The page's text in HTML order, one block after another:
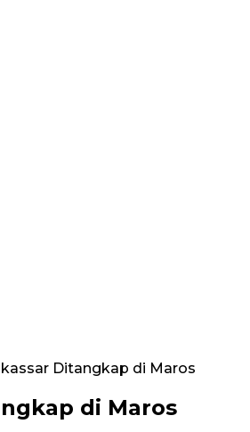
Ditangkap di Maros
di Maros